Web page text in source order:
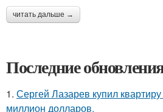
читать дальше →
Последние
1. Сергей Лазарев купил
миллион долларов.